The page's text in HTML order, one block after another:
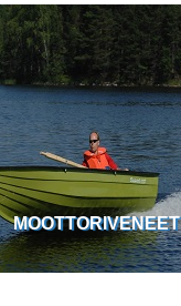
MOOTTORIVENEET